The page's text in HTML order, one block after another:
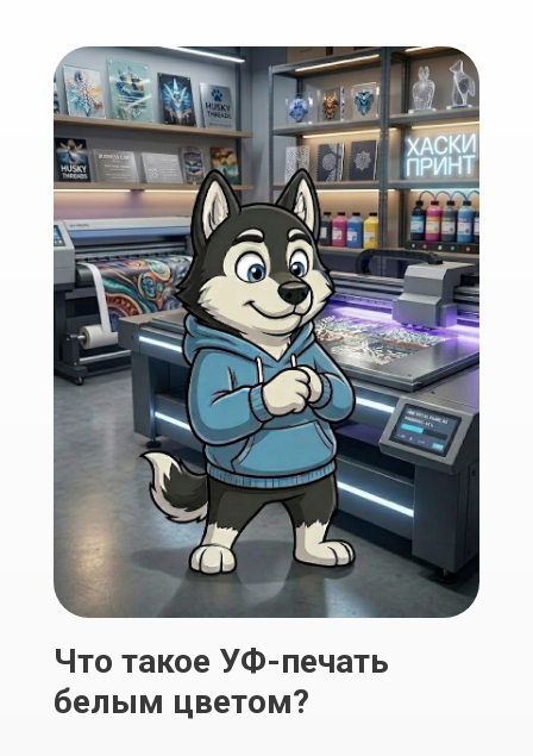
Что такое УФ-печать
белым цветом?